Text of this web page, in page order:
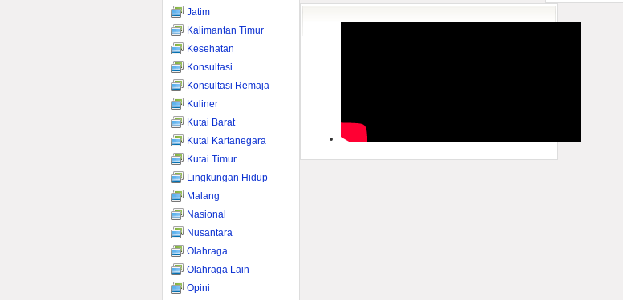
Jatim
Kalimantan Timur
Kesehatan
Konsultasi
Konsultasi Remaja
Kuliner
Kutai Barat
Kutai Kartanegara
Kutai Timur
Lingkungan Hidup
Malang
Nasional
Nusantara
Olahraga
Olahraga Lain
Opini